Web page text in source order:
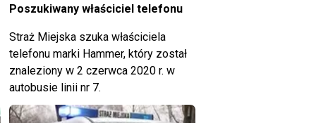
Poszukiwany właściciel telefonu
Straż Miejska szuka właściciela
telefonu marki Hammer, który został
znaleziony w 2 czerwca 2020 r. w
autobusie linii nr 7.